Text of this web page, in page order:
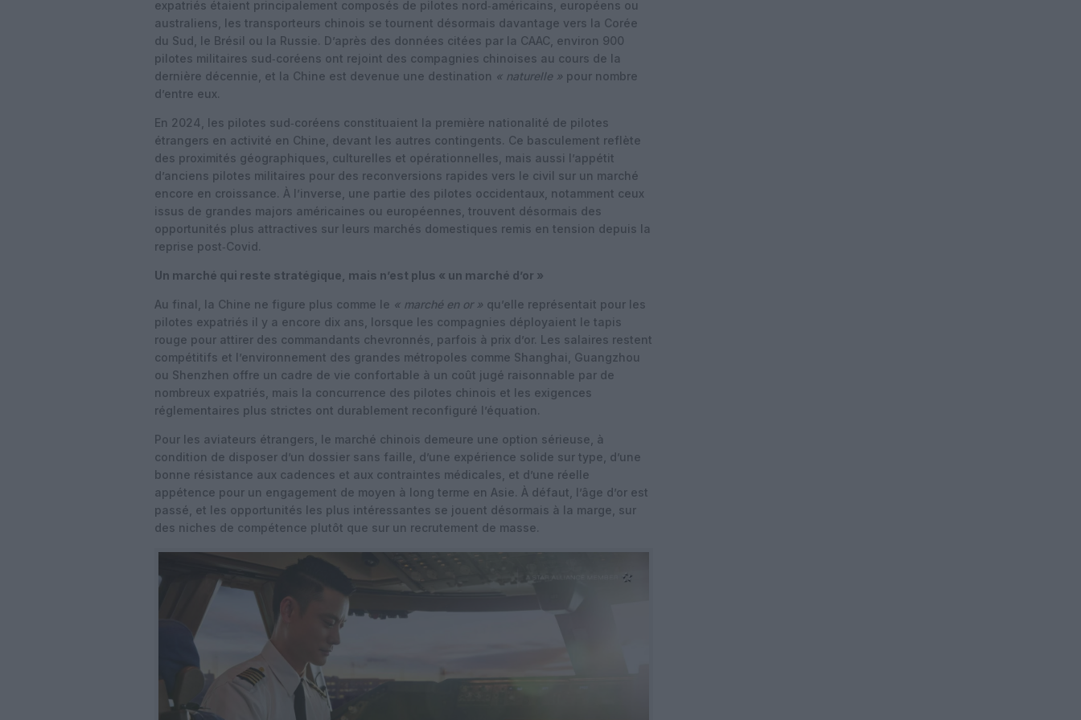
expatriés étaient principalement composés de pilotes nord‑américains, européens ou
australiens, les transporteurs chinois se tournent désormais davantage vers la Corée
du Sud, le Brésil ou la Russie. D’après des données citées par la CAAC, environ 900
pilotes militaires sud‑coréens ont rejoint des compagnies chinoises au cours de la
dernière décennie, et la Chine est devenue une destination « naturelle » pour nombre
d’entre eux.
En 2024, les pilotes sud‑coréens constituaient la première nationalité de pilotes
étrangers en activité en Chine, devant les autres contingents. Ce basculement reflète
des proximités géographiques, culturelles et opérationnelles, mais aussi l’appétit
d’anciens pilotes militaires pour des reconversions rapides vers le civil sur un marché
encore en croissance. À l’inverse, une partie des pilotes occidentaux, notamment ceux
issus de grandes majors américaines ou européennes, trouvent désormais des
opportunités plus attractives sur leurs marchés domestiques remis en tension depuis la
reprise post‑Covid.
Un marché qui reste stratégique, mais n’est plus « un marché d’or »
Au final, la Chine ne figure plus comme le « marché en or » qu’elle représentait pour les
pilotes expatriés il y a encore dix ans, lorsque les compagnies déployaient le tapis
rouge pour attirer des commandants chevronnés, parfois à prix d’or. Les salaires restent
compétitifs et l’environnement des grandes métropoles comme Shanghai, Guangzhou
ou Shenzhen offre un cadre de vie confortable à un coût jugé raisonnable par de
nombreux expatriés, mais la concurrence des pilotes chinois et les exigences
réglementaires plus strictes ont durablement reconfiguré l’équation.
Pour les aviateurs étrangers, le marché chinois demeure une option sérieuse, à
condition de disposer d’un dossier sans faille, d’une expérience solide sur type, d’une
bonne résistance aux cadences et aux contraintes médicales, et d’une réelle
appétence pour un engagement de moyen à long terme en Asie. À défaut, l’âge d’or est
passé, et les opportunités les plus intéressantes se jouent désormais à la marge, sur
des niches de compétence plutôt que sur un recrutement de masse.